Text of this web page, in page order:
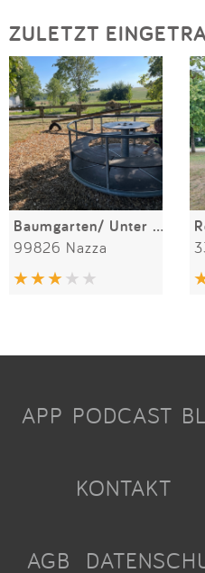
ZULETZT
Baumgarten/ Unter den Linden
99826 Nazza
APP PODCAST
KONTAKT
AGB